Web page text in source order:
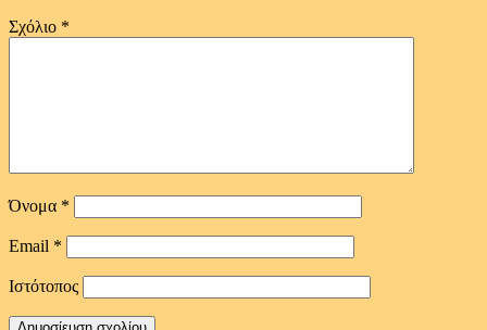
Σχόλιο *
Όνομα *
Email *
Ιστότοπος